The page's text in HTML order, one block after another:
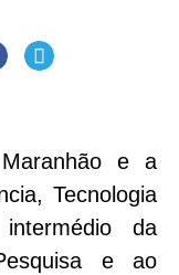
e a
Tecnologia
da
e ao